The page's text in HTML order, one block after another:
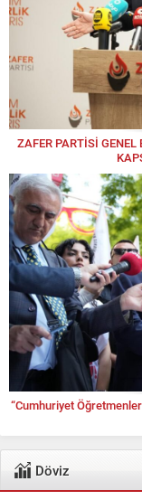
ZAFER PARTİSİ
“Cumhuriyet
Döviz